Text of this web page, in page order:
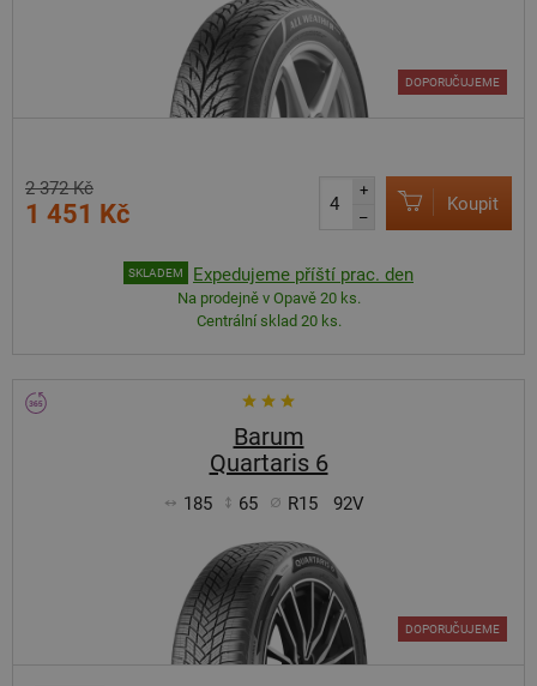
DOPORUČUJEME
2 372 Kč
1 451 Kč
+
–
Koupit
SKLADEM Expedujeme příští prac. den
Na prodejně v Opavě 20 ks.
Centrální sklad 20 ks.
Barum
Quartaris 6
185 65 R15 92V
DOPORUČUJEME